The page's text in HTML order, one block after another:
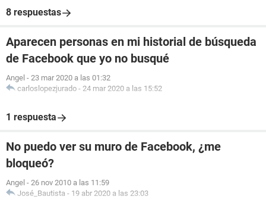
8 respuestas
Aparecen personas en mi historial de búsqueda
de Facebook que yo no busqué
Angel - 23 mar 2020 a las 01:32
carloslopezjurado - 24 mar 2020 a las 15:52
1 respuesta
No puedo ver su muro de Facebook, ¿me
bloqueó?
Angel - 26 nov 2010 a las 11:59
José_Bautista - 19 abr 2020 a las 23:03